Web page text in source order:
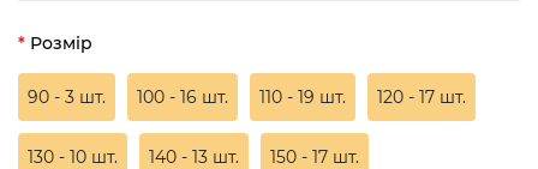
Розмір
90 - 3 шт. 100 - 16 шт. 110 - 19 шт. 120 - 17 шт.
130 - 10 шт. 140 - 13 шт. 150 - 17 шт.